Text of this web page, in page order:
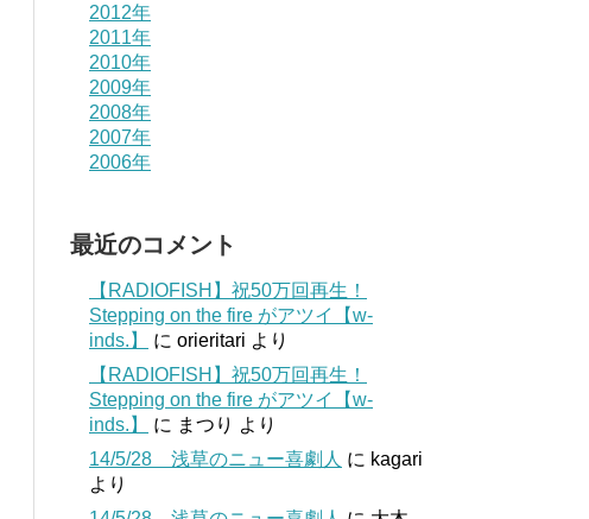
2012年
2011年
2010年
2009年
2008年
2007年
2006年
最近のコメント
【RADIOFISH】祝50万回再生！
Stepping on the fire がアツイ【w-
inds.】
に orieritari より
【RADIOFISH】祝50万回再生！
Stepping on the fire がアツイ【w-
inds.】
に まつり より
14/5/28 浅草のニュー喜劇人 に kagari
より